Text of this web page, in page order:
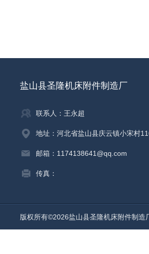
盐山县圣隆机床附件制造厂
联系人：王永超
地址：河北省盐山县庆云镇小宋村
邮箱：1174138641@qq.com
传真：
版权所有©2026盐山县圣隆机床附件制